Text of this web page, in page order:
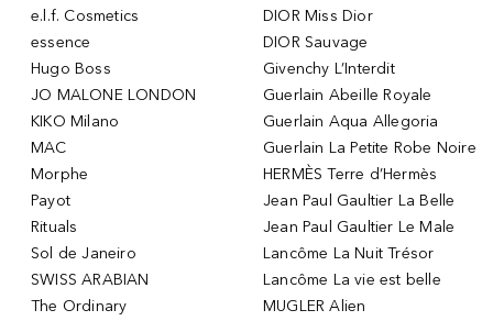
e.l.f. Cosmetics
essence
Hugo Boss
JO MALONE LONDON
KIKO Milano
MAC
Morphe
Payot
Rituals
Sol de Janeiro
SWISS ARABIAN
The Ordinary
DIOR Miss Dior
DIOR Sauvage
Givenchy L’Interdit
Guerlain Abeille Royale
Guerlain Aqua Allegoria
Guerlain La Petite Robe Noire
HERMÈS Terre d’Hermès
Jean Paul Gaultier La Belle
Jean Paul Gaultier Le Male
Lancôme La Nuit Trésor
Lancôme La vie est belle
MUGLER Alien